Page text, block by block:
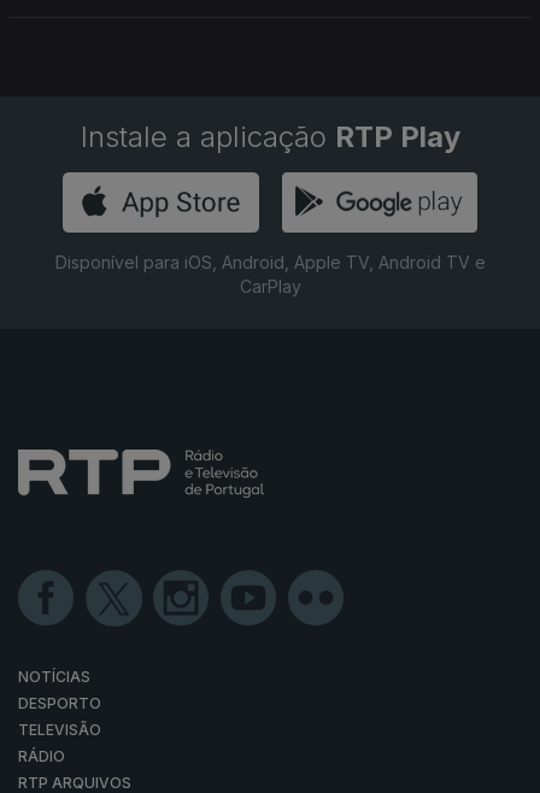
Instale a aplicação RTP Play
Disponível para iOS, Android, Apple TV, Android TV e
CarPlay
NOTÍCIAS
DESPORTO
TELEVISÃO
RÁDIO
RTP ARQUIVOS